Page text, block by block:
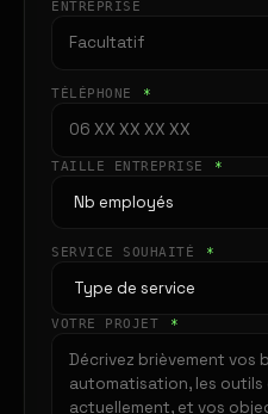
ENTREPRISE
TÉLÉPHONE *
TAILLE ENTREPRISE *
SERVICE SOUHAITÉ *
VOTRE PROJET *